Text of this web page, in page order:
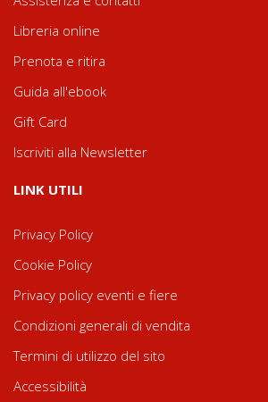
Libreria online
Prenota e ritira
Guida all'ebook
Gift Card
Iscriviti alla Newsletter
LINK UTILI
Privacy Policy
Cookie Policy
Privacy policy eventi e fiere
Condizioni generali di vendita
Termini di utilizzo del sito
Accessibilità